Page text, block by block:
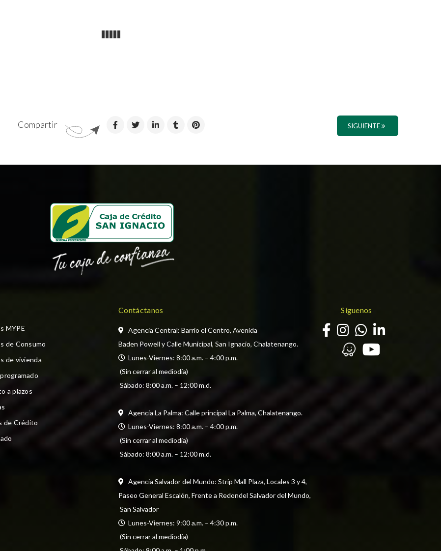
Compartir SIGUIENTE
MYPE
de Consumo
de vivienda
a plazos
de Crédito
Contáctanos
Agencia Central: Barrio el Centro, Avenida
Baden Powell y Calle Municipal, San Ignacio, Chalatenango.
  Lunes-Viernes: 8:00 a.m. – 4:00 p.m.
(Sin cerrar al mediodía)
Sábado: 8:00 a.m. – 12:00 m.d.
Agencia La Palma: Calle principal La Palma, Chalatenango.
  Lunes-Viernes: 8:00 a.m. – 4:00 p.m.
(Sin cerrar al mediodía)
Sábado: 8:00 a.m. – 12:00 m.d.
Agencia Salvador del Mundo: Strip Mall Plaza, Locales 3 y 4,
Paseo General Escalón, Frente a Redondel Salvador del Mundo,
San Salvador
  Lunes-Viernes: 9:00 a.m. – 4:30 p.m.
(Sin cerrar al mediodía)
Síguenos